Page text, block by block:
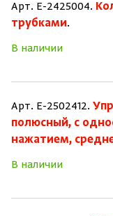
Арт. E-2425004.
трубками.
В наличии
Арт. E-2502412.
полюсный, с
нажатием,
В наличии